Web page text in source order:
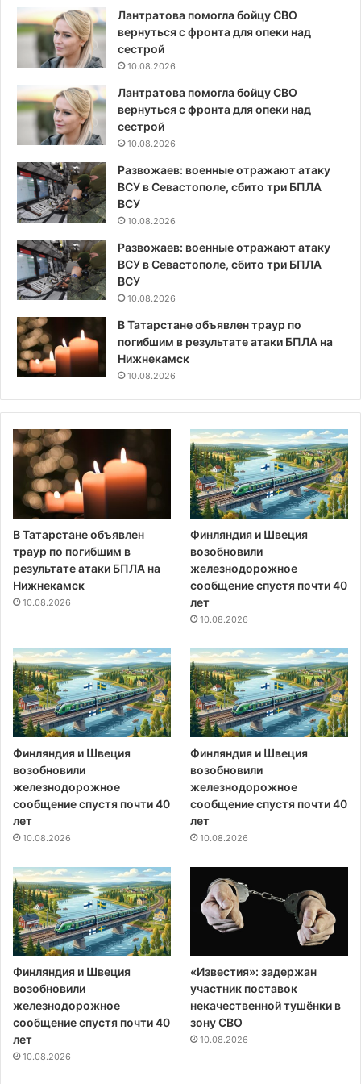
Лантратова помогла бойцу СВО
вернуться с фронта для опеки над
сестрой
10.08.2026
Лантратова помогла бойцу СВО
вернуться с фронта для опеки над
сестрой
10.08.2026
Развожаев: военные отражают атаку
ВСУ в Севастополе, сбито три БПЛА
ВСУ
10.08.2026
Развожаев: военные отражают атаку
ВСУ в Севастополе, сбито три БПЛА
ВСУ
10.08.2026
В Татарстане объявлен траур по
погибшим в результате атаки БПЛА на
Нижнекамск
10.08.2026
В Татарстане объявлен
траур по погибшим в
результате атаки БПЛА на
Нижнекамск
10.08.2026
Финляндия и Швеция
возобновили
железнодорожное
сообщение спустя почти 40
лет
10.08.2026
Финляндия и Швеция
возобновили
железнодорожное
сообщение спустя почти 40
лет
10.08.2026
Финляндия и Швеция
возобновили
железнодорожное
сообщение спустя почти 40
лет
10.08.2026
Финляндия и Швеция
возобновили
железнодорожное
сообщение спустя почти 40
лет
10.08.2026
«Известия»: задержан
участник поставок
некачественной тушёнки в
зону СВО
10.08.2026